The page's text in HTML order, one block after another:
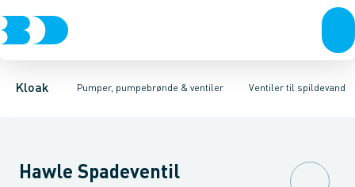
Kloak Pumper, pumpebrønde & ventiler
Rør & fittingsBrøndeBrøndgodsLinjeafvandingTanke,
Ventiler til spildevand
Pumpebrønde til gråt spildevandPumpebrønde til sort
SpadeventilerSpildevands ventiler
Hawle Spadeventil